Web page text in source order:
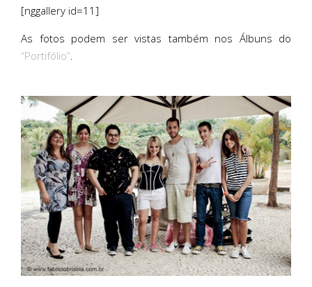
[nggallery id=11]
As fotos podem ser vistas também nos Álbuns do
“Portifólio”